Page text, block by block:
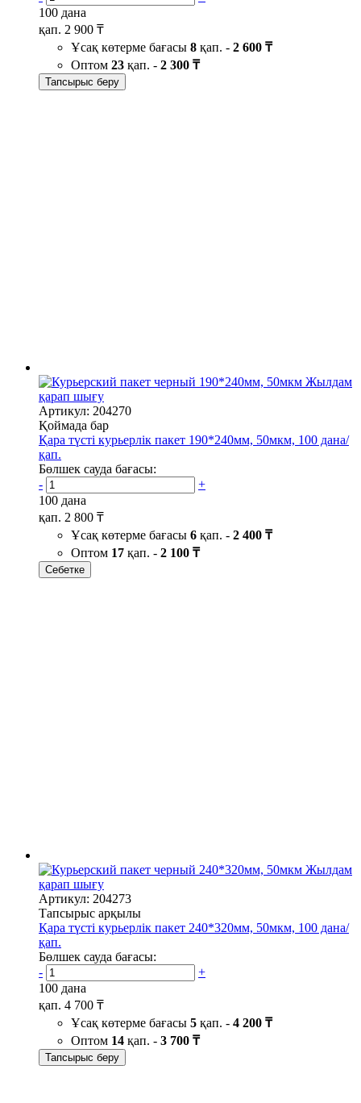
100 дана
қап. 2 900 ₸
Ұсақ көтерме бағасы 8 қап. - 2 600 ₸
Оптом 23 қап. - 2 300 ₸
Тапсырыс беру
Жылдам
қарап шығу
Артикул: 204270
Қоймада бар
Қара түсті курьерлік пакет 190*240мм, 50мкм, 100 дана/
қап.
Бөлшек сауда бағасы:
-
+
100 дана
қап. 2 800 ₸
Ұсақ көтерме бағасы 6 қап. - 2 400 ₸
Оптом 17 қап. - 2 100 ₸
Себетке
Жылдам
қарап шығу
Артикул: 204273
Тапсырыс арқылы
Қара түсті курьерлік пакет 240*320мм, 50мкм, 100 дана/
қап.
Бөлшек сауда бағасы:
-
+
100 дана
қап. 4 700 ₸
Ұсақ көтерме бағасы 5 қап. - 4 200 ₸
Оптом 14 қап. - 3 700 ₸
Тапсырыс беру